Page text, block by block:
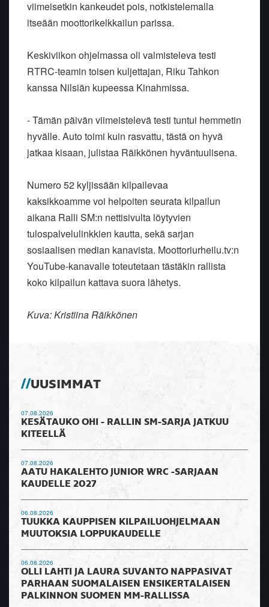
viimeisetkin kankeudet pois, notkistelemalla
itseään moottorikelkkailun parissa.
Keskiviikon ohjelmassa oli valmisteleva testi
RTRC-teamin toisen kuljettajan, Riku Tahkon
kanssa Nilsiän kupeessa Kinahmissa.
- Tämän päivän viimeistelevä testi tuntui hemmetin
hyvälle. Auto toimi kuin rasvattu, tästä on hyvä
jatkaa kisaan, julistaa Räikkönen hyväntuulisena.
Numero 52 kyljissään kilpailevaa
kaksikkoamme voi helpoiten seurata kilpailun
aikana Ralli SM:n nettisivulta löytyvien
tulospalvelulinkkien kautta, sekä sarjan
sosiaalisen median kanavista. Moottoriurheilu.tv:n
YouTube-kanavalle toteutetaan tästäkin rallista
koko kilpailun kattava suora lähetys.
Kuva: Kristiina Räikkönen
UUSIMMAT
07.08.2026
KESÄTAUKO OHI - RALLIN SM-SARJA JATKUU
KITEELLÄ
07.08.2026
AATU HAKALEHTO JUNIOR WRC -SARJAAN
KAUDELLE 2027
06.08.2026
TUUKKA KAUPPISEN KILPAILUOHJELMAAN
MUUTOKSIA LOPPUKAUDELLE
06.08.2026
OLLI LAHTI JA LAURA SUVANTO NAPPASIVAT
PARHAAN SUOMALAISEN ENSIKERTALAISEN
PALKINNON SUOMEN MM-RALLISSA